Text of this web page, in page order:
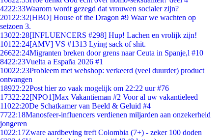
4222:33Waarom wordt gezegd dat vrouwen socialer zijn?
201 22:32[HBO] House of the Dragon #9 Waar we wachten op
seizoen 3.
13022:28[INFLUENCERS #298] Hup! Lachen en vrolijk zijn!
101 22:24[AMV] VS #1313 Lying sack of shit.
26622:24Migranten breken door grens naar Ceuta in Spanje,l #10
8422:23Vuelta a España 2026 #1
10022:23Probleem met webshop: verkeerd (veel duurder) product
ontvangen
18922:22Post hier zo vaak mogelijk om 22:22 uur #76
17322:22[NPO1]Max Vakantieman #2 Voor al uw vakantieleed
11022:20De Schatkamer van Beeld & Geluid #4
7722:18Manosfeer-influencers verdienen miljarden aan onzekerheid
jongeren
1022:17Zware aardbeving treft Colombia (7+) - zeker 100 doden